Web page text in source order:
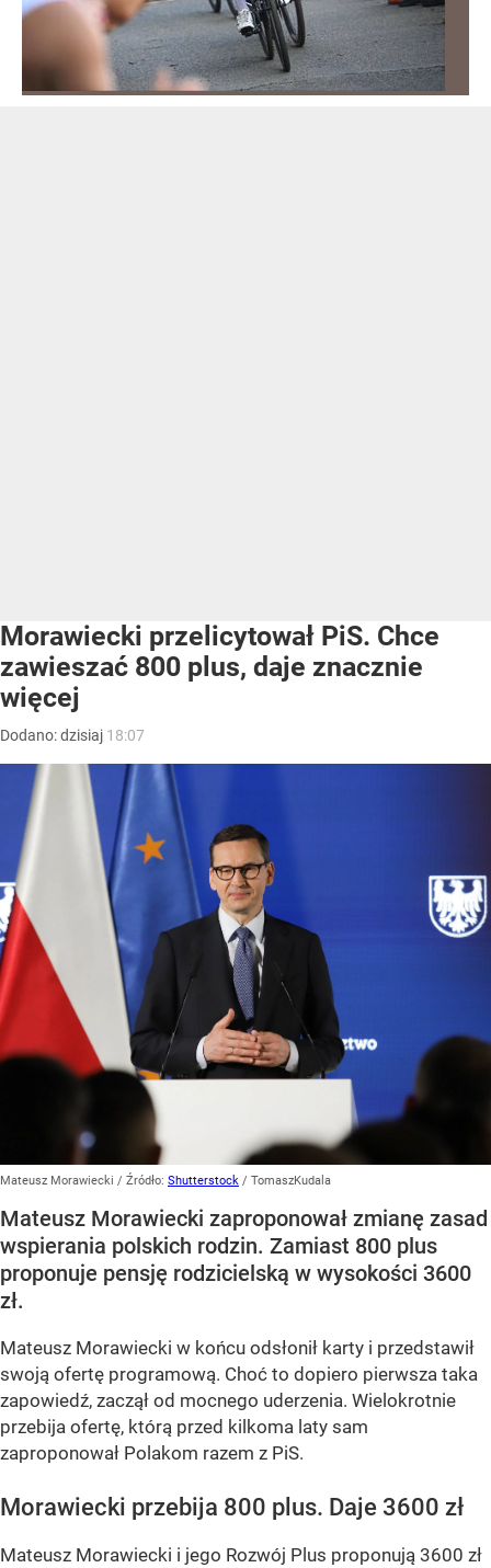
Morawiecki przelicytował PiS. Chce
zawieszać 800 plus, daje znacznie
więcej
Dodano:dzisiaj 18:07
Mateusz Morawiecki / Źródło: Shutterstock / TomaszKudala
Mateusz Morawiecki zaproponował zmianę zasad
wspierania polskich rodzin. Zamiast 800 plus
proponuje pensję rodzicielską w wysokości 3600
zł.
Mateusz Morawiecki w końcu odsłonił karty i przedstawił
swoją ofertę programową. Choć to dopiero pierwsza taka
zapowiedź, zaczął od mocnego uderzenia. Wielokrotnie
przebija ofertę, którą przed kilkoma laty sam
zaproponował Polakom razem z PiS.
Morawiecki przebija 800 plus. Daje 3600 zł
Mateusz Morawiecki i jego Rozwój Plus proponują 3600 zł